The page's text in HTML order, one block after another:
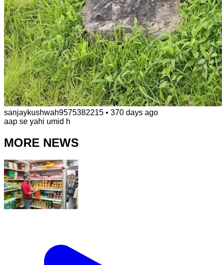
sanjaykushwah9575382215 • 370 days ago
aap se yahi umid h
MORE NEWS